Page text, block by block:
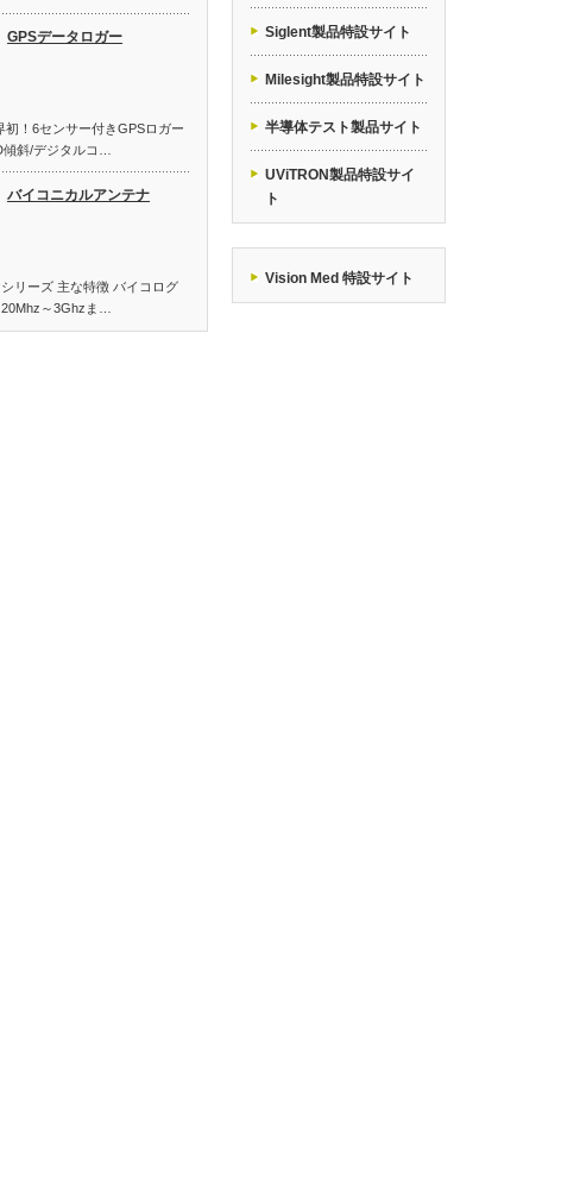
GPSデータロガー
初！6センサー付きGPSロガー
傾斜/デジタルコ…
バイコニカルアンテナ
リーズ 主な特徴 バイコログ
～3Ghzま…
Siglent製品特設サイト
Milesight製品特設サイト
半導体テスト製品サイト
UViTRON製品特設サイ
ト
Vision Med 特設サイト